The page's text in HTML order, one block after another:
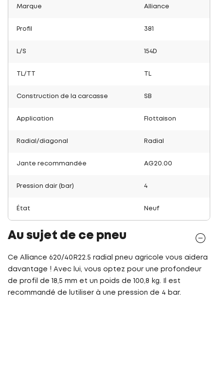
Marque Alliance
Profil 381
L/S 154D
TL/TT
Construction de la carcasse SB
Application Flottaison
Radial/diagonal Radial
Jante recommandée AG20.00
Pression dair (bar) 4
État Neuf
Au sujet de ce pneu
Ce Alliance 620/40R22.5 radial pneu agricole vous aidera
davantage ! Avec lui, vous optez pour une profondeur
de profil de 18,5 mm et un poids de 100,8 kg. Il est
recommandé de lutiliser à une pression de 4 bar.